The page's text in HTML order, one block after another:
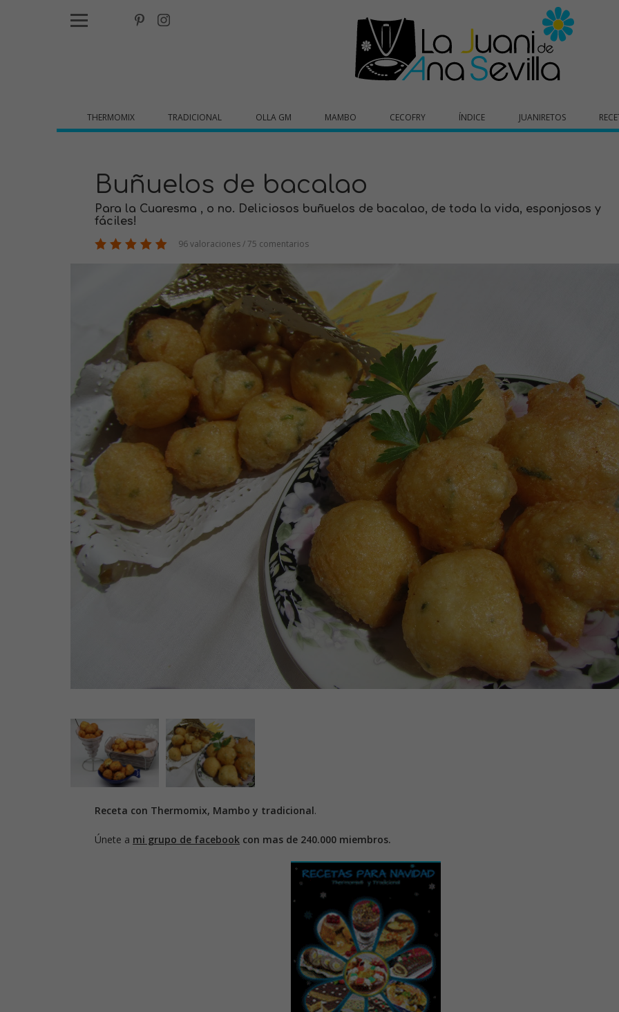
THERMOMIX TRADICIONAL OLLA GM MAMBO CECOFRY ÍNDICE JUANIRETOS
Buñuelos de bacalao
Para la Cuaresma , o no. Deliciosos buñuelos de bacalao, de toda la vida, esponjosos y
fáciles!
96 valoraciones / 75 comentarios
Receta con Thermomix, Mambo y tradicional.
Únete a mi grupo de facebook con mas de 240.000 miembros.